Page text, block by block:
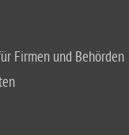
Firmen und Behörden